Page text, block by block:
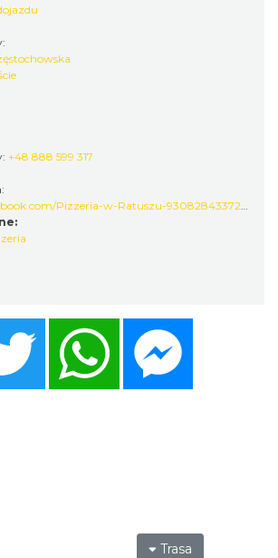
+48 888 599 317
Pizzeria-w-Ratuszu-930828433724392/
Twitter WhatsApp
Trasa